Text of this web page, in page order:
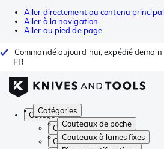
Aller directement au contenu principal
Aller à la navigation
Aller au pied de page
Commandé aujourd'hui, expédié demain
FR
Catégories
Couteaux de poche
Couteaux à lames fixes
Catégories
Couteaux de poche
Couteaux à lames fixes